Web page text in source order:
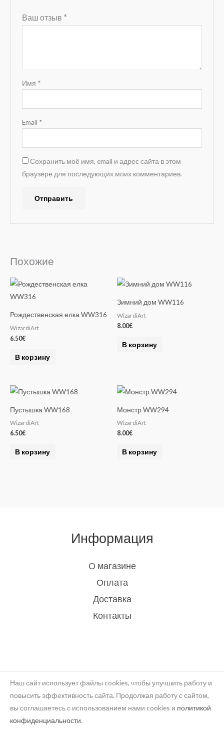
Ваш отзыв *
Имя *
Email *
Сохранить моё имя, email и адрес сайта в этом
браузере для последующих моих комментариев.
n
a
i
v
:
Похожие
Рождественская елка WW316
WizardiArt
6.50€
В корзину
Зимний дом WW116
WizardiArt
8.00€
В корзину
Пустышка WW168
WizardiArt
6.50€
В корзину
Монстр WW294
WizardiArt
8.00€
В корзину
Информация
О магазине
Оплата
Доставка
Контакты
Наш сайт использует файлы cookies, чтобы улучшить работу и
повысить эффективность сайта. Продолжая работу с сайтом,
вы соглашаетесь с использованием нами cookies и политикой
конфиденциальности.